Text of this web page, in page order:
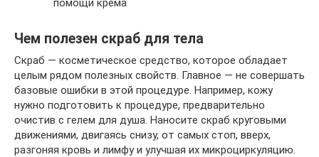
помощи крема
Чем полезен скраб для тела
Скраб — косметическое средство, которое обладает
целым рядом полезных свойств. Главное — не совершать
базовые ошибки в этой процедуре. Например, кожу
нужно подготовить к процедуре, предварительно
очистив с гелем для душа. Наносите скраб круговыми
движениями, двигаясь снизу, от самых стоп, вверх,
разгоняя кровь и лимфу и улучшая их микроциркуляцию.